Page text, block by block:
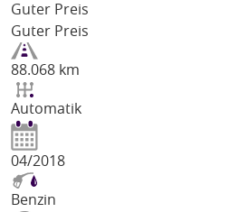
Guter Preis
Guter Preis
88.068 km
Automatik
04/2018
Benzin